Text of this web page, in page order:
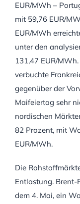
EUR/MWh –
mit 59,76 EUR/
EUR/MWh
unter den
131,47 EUR/
verbuchte
gegenüber der
Maifeiertag sehr
nordischen
82 Prozent, mit
EUR/MWh.
Die
Entlastung. Brent-
dem 4. Mai, ein